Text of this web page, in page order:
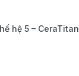
hệ 5 –